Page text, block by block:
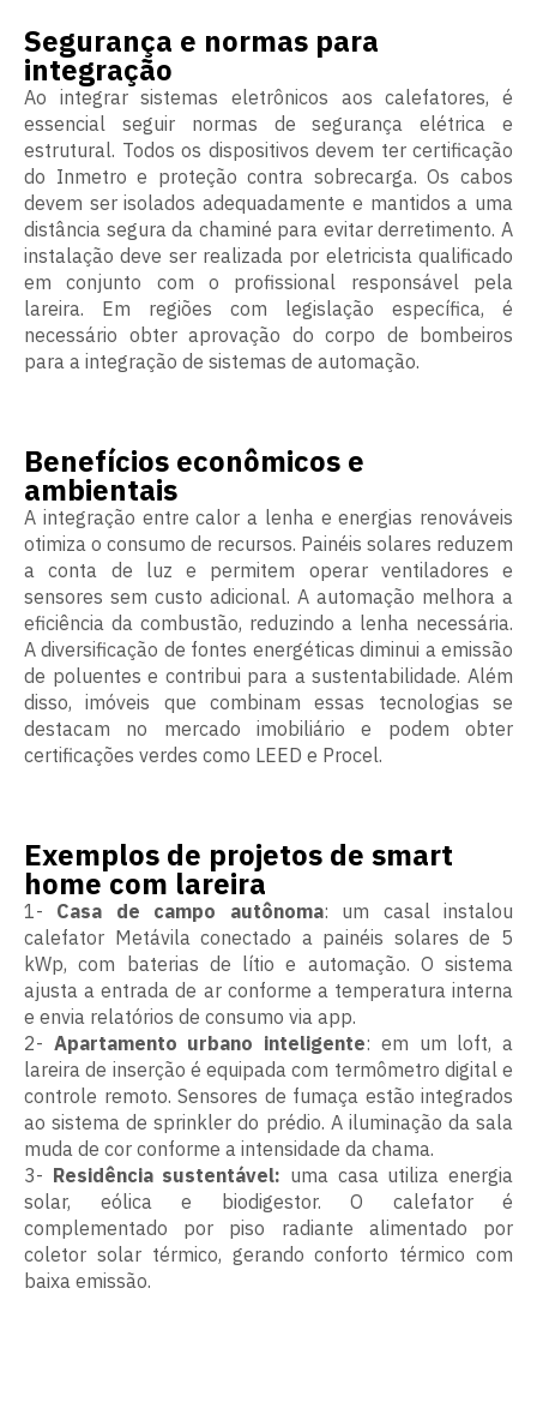
Segurança e normas para
integração
Ao integrar sistemas eletrônicos aos calefatores, é
essencial seguir normas de segurança elétrica e
estrutural. Todos os dispositivos devem ter certificação
do Inmetro e proteção contra sobrecarga. Os cabos
devem ser isolados adequadamente e mantidos a uma
distância segura da chaminé para evitar derretimento. A
instalação deve ser realizada por eletricista qualificado
em conjunto com o profissional responsável pela
lareira. Em regiões com legislação específica, é
necessário obter aprovação do corpo de bombeiros
para a integração de sistemas de automação.
Benefícios econômicos e
ambientais
A integração entre calor a lenha e energias renováveis
otimiza o consumo de recursos. Painéis solares reduzem
a conta de luz e permitem operar ventiladores e
sensores sem custo adicional. A automação melhora a
eficiência da combustão, reduzindo a lenha necessária.
A diversificação de fontes energéticas diminui a emissão
de poluentes e contribui para a sustentabilidade. Além
disso, imóveis que combinam essas tecnologias se
destacam no mercado imobiliário e podem obter
certificações verdes como LEED e Procel.
Exemplos de projetos de smart
home com lareira
1- Casa de campo autônoma: um casal instalou
calefator Metávila conectado a painéis solares de 5
kWp, com baterias de lítio e automação. O sistema
ajusta a entrada de ar conforme a temperatura interna
e envia relatórios de consumo via app.
2- Apartamento urbano inteligente: em um loft, a
lareira de inserção é equipada com termômetro digital e
controle remoto. Sensores de fumaça estão integrados
ao sistema de sprinkler do prédio. A iluminação da sala
muda de cor conforme a intensidade da chama.
3- Residência sustentável: uma casa utiliza energia
solar, eólica e biodigestor. O calefator é
complementado por piso radiante alimentado por
coletor solar térmico, gerando conforto térmico com
baixa emissão.